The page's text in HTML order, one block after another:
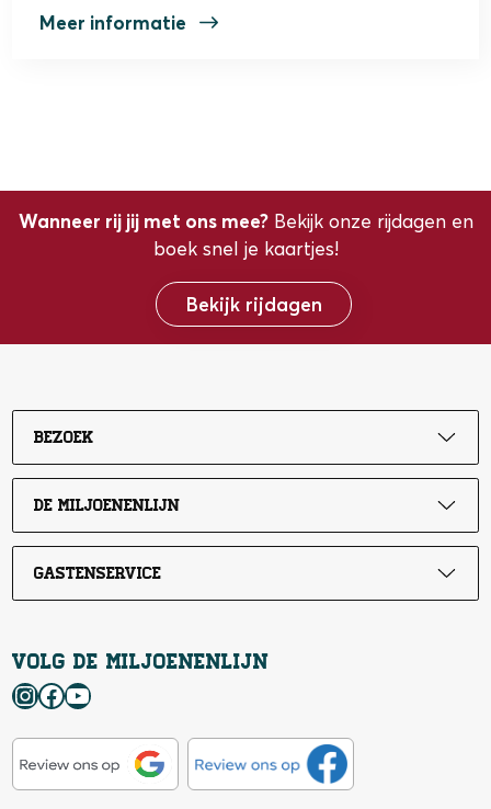
Meer informatie
Wanneer rij jij met ons mee?Bekijk onze rijdagen en
boek snel je kaartjes!
Bekijk rijdagen
Bezoek
De Miljoenenlijn
Gastenservice
Volg de Miljoenenlijn
Instagram
Facebook
YouTube